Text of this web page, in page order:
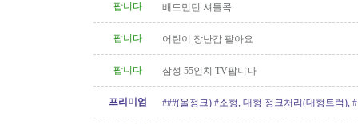
팝니다 배드민턴 셔틀콕
팝니다 어린이 장난감 팔아요
팝니다 삼성 55인치 TV팝니다
프리미엄
###(올정크) #소형, 대형 정크처리(대형트럭),